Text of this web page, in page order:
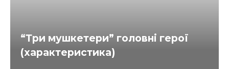
“Три мушкетери” головні герої
(характеристика)